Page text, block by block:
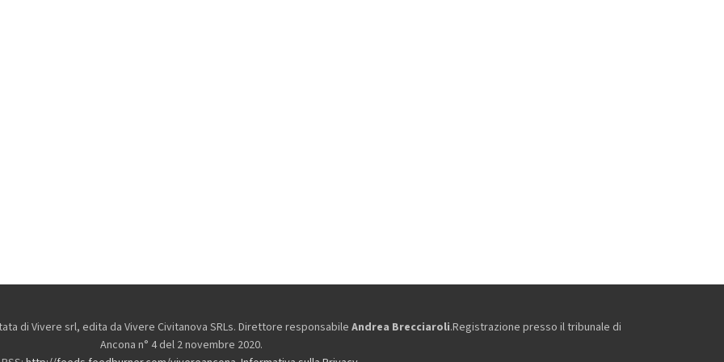
di Vivere srl, edita da Vivere Civitanova SRLs. Direttore responsabile Andrea Brecciaroli.Registrazione presso il tribunale di
Ancona n° 4 del 2 novembre 2020.